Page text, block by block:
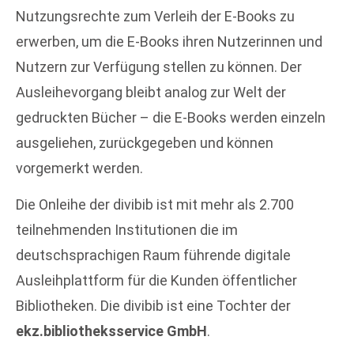
Nutzungsrechte zum Verleih der E-Books zu
erwerben, um die E-Books ihren Nutzerinnen und
Nutzern zur Verfügung stellen zu können. Der
Ausleihevorgang bleibt analog zur Welt der
gedruckten Bücher – die E-Books werden einzeln
ausgeliehen, zurückgegeben und können
vorgemerkt werden.
Die Onleihe der divibib ist mit mehr als 2.700
teilnehmenden Institutionen die im
deutschsprachigen Raum führende digitale
Ausleihplattform für die Kunden öffentlicher
Bibliotheken. Die divibib ist eine Tochter der
ekz.bibliotheksservice GmbH.